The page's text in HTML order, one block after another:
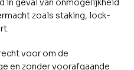
in geval van onmogelijkheid
zoals staking, lock-
voor om de
en zonder voorafgaande